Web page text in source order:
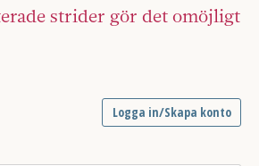
strider gör det omöjligt